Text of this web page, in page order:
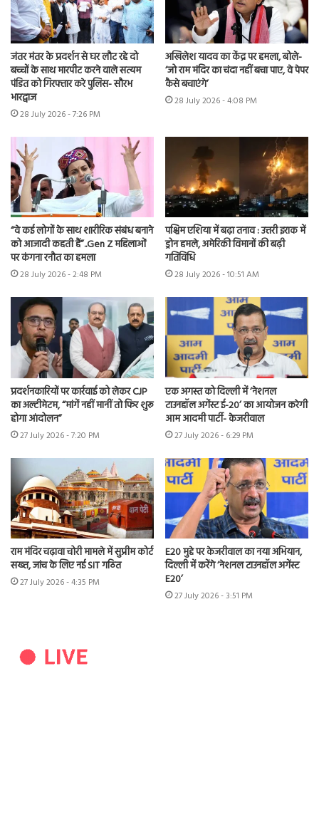
जंतर मंतर के प्रदर्शन से घर लौट रहे दो
बच्चों के साथ मारपीट करने वाले सत्यम
पंडित को गिरफ्तार करे पुलिस- सौरभ
भारद्वाज
28 July 2026 - 7:26 PM
अखिलेश यादव का केंद्र पर हमला, बोले-
‘जो राम मंदिर का चंदा नहीं बचा पाए, वे पेपर
कैसे बचाएंगे’
28 July 2026 - 4:08 PM
“वे कई लोगों के साथ शारीरिक संबंध बनाने
को आजादी कहती हैं”..Gen Z महिलाओं
पर कंगना रनौत का हमला
28 July 2026 - 2:48 PM
पश्चिम एशिया में बढ़ा तनाव : उत्तरी इराक में
ड्रोन हमले, अमेरिकी विमानों की बढ़ी
गतिविधि
28 July 2026 - 10:51 AM
प्रदर्शनकारियों पर कार्रवाई को लेकर CJP
का अल्टीमेटम, “मांगें नहीं मानीं तो फिर शुरू
होगा आंदोलन”
27 July 2026 - 7:20 PM
एक अगस्त को दिल्ली में ‘नेशनल
टाउनहॉल अगेंस्ट ई-20’ का आयोजन करेगी
आम आदमी पार्टी- केजरीवाल
27 July 2026 - 6:29 PM
राम मंदिर चढ़ावा चोरी मामले में सुप्रीम कोर्ट
सख्त, जांच के लिए नई SIT गठित
27 July 2026 - 4:35 PM
E20 मुद्दे पर केजरीवाल का नया अभियान,
दिल्ली में करेंगे ‘नेशनल टाउनहॉल अगेंस्ट
E20’
27 July 2026 - 3:51 PM